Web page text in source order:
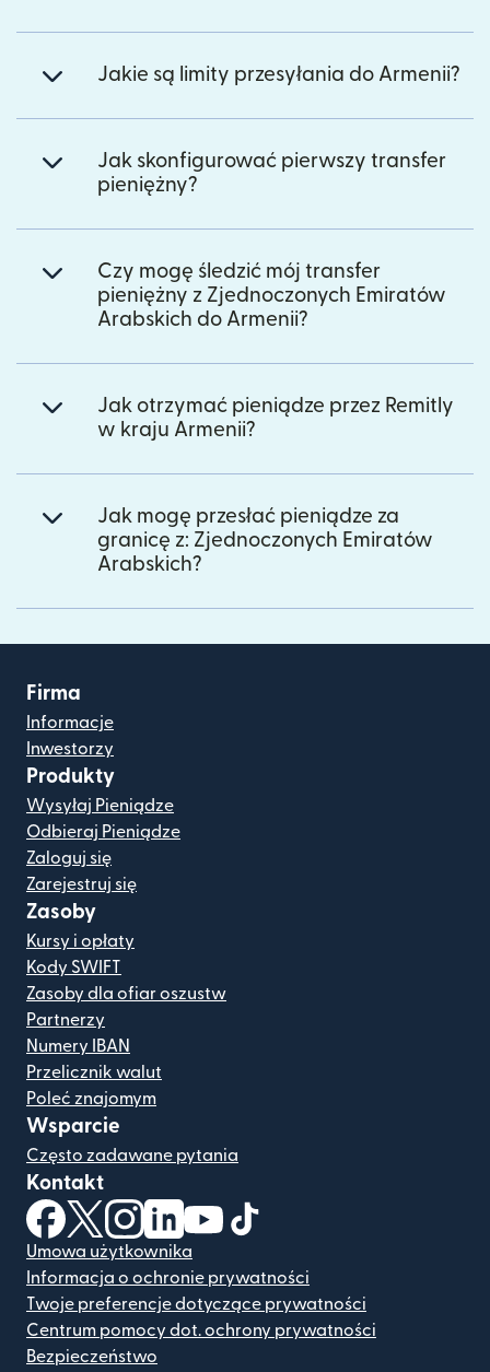
Jakie są limity przesyłania do Armenii?
Jak skonfigurować pierwszy transfer
pieniężny?
Czy mogę śledzić mój transfer
pieniężny z Zjednoczonych Emiratów
Arabskich do Armenii?
Jak otrzymać pieniądze przez Remitly
w kraju Armenii?
Jak mogę przesłać pieniądze za
granicę z: Zjednoczonych Emiratów
Arabskich?
Firma
Informacje
Inwestorzy
Produkty
Wysyłaj Pieniądze
Odbieraj Pieniądze
Zaloguj się
Zarejestruj się
Zasoby
Kursy i opłaty
Kody SWIFT
Zasoby dla ofiar oszustw
Partnerzy
Numery IBAN
Przelicznik walut
Poleć znajomym
Wsparcie
Często zadawane pytania
Kontakt
(otwiera się w nowym oknie)
(otwiera się w nowym oknie)
(otwiera się w nowym oknie)
(otwiera się w nowym oknie)
(otwiera się w nowym oknie)
Umowa użytkownika
Informacja o ochronie prywatności
Twoje preferencje dotyczące prywatności
Centrum pomocy dot. ochrony prywatności
Bezpieczeństwo